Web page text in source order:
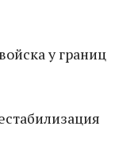
у границ